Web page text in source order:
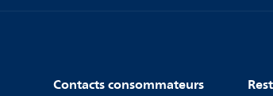
Contacts consommateurs